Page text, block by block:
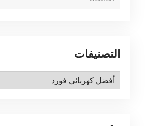
التصنيفات
التصنيفات